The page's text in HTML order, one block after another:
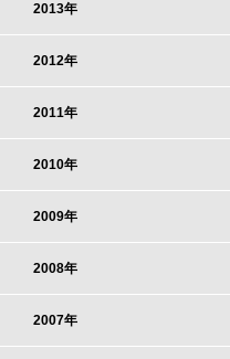
2013年
2012年
2011年
2010年
2009年
2008年
2007年